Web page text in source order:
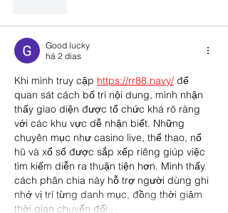
Good lucky
há 2 dias
Khi mình truy cập https://rr88.navy/ để
quan sát cách bố trí nội dung, mình nhận
thấy giao diện được tổ chức khá rõ ràng
với các khu vực dễ nhận biết. Những
chuyên mục như casino live, thể thao, nổ
hũ và xổ số được sắp xếp riêng giúp việc
tìm kiếm diễn ra thuận tiện hơn. Mình thấy
cách phân chia này hỗ trợ người dùng ghi
nhớ vị trí từng danh mục, đồng thời giảm
thời gian chuyển đổi…